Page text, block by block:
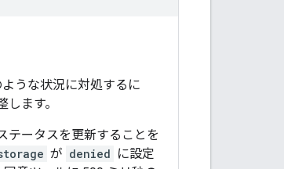
うな状況に対処するに
ます。
テータスを更新することを
が denied に設定